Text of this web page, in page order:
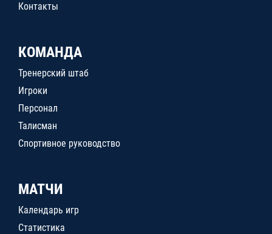
Контакты
КОМАНДА
Тренерский штаб
Игроки
Персонал
Талисман
Спортивное руководство
МАТЧИ
Календарь игр
Статистика